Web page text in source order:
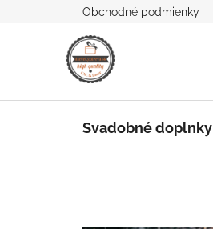
Obchodné podmienky
Svadobné doplnky